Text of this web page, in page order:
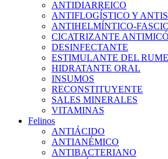
ANTIDIARREICO
ANTIFLOGÍSTICO Y
ANTIHELMÍNTICO-
CICATRIZANTE
DESINFECTANTE
ESTIMULANTE DEL
HIDRATANTE ORAL
INSUMOS
RECONSTITUYENTE
SALES MINERALES
VITAMINAS
Felinos
ANTIÁCIDO
ANTIANÉMICO
ANTIBACTERIANO